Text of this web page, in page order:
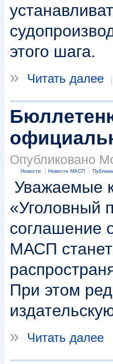
этого шага.
»
Читать далее
Опубликовано
Новости Новости МАСП
Уважаемые
«Уголовный
соглашение
МАСП
При этом
»
Читать далее